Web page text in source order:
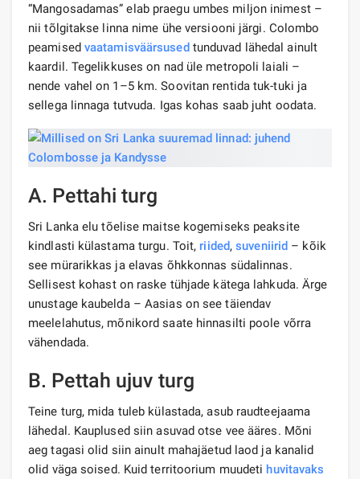
“Mangosadamas” elab praegu umbes miljon inimest –
nii tõlgitakse linna nime ühe versiooni järgi. Colombo
peamised vaatamisväärsusedtunduvad lähedal ainult
kaardil. Tegelikkuses on nad üle metropoli laiali –
nende vahel on 1–5 km. Soovitan rentida tuk-tuki ja
sellega linnaga tutvuda. Igas kohas saab juht oodata.
A. Pettahi turg
Sri Lanka elu tõelise maitse kogemiseks peaksite
kindlasti külastama turgu. Toit, riided,suveniirid – kõik
see mürarikkas ja elavas õhkkonnas südalinnas.
Sellisest kohast on raske tühjade kätega lahkuda. Ärge
unustage kaubelda – Aasias on see täiendav
meelelahutus, mõnikord saate hinnasilti poole võrra
vähendada.
B. Pettah ujuv turg
Teine turg, mida tuleb külastada, asub raudteejaama
lähedal. Kauplused siin asuvad otse vee ääres. Mõni
aeg tagasi olid siin ainult mahajäetud laod ja kanalid
olid väga soised. Kuid territoorium muudeti huvitavaks